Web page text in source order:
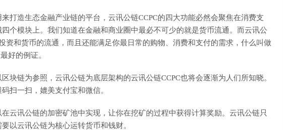
打造生态金融产业链的平台，云讯公链CCPC的四大功能必然会聚焦在消费支
个模块上。我们知道在金融和商业圈中最必不可少的就是货币流通。而云讯公
资和货币的流通，而且还能满足你最日常的购物、消费和支付的需求，什么叫做
好的例证。
块链为参照，云讯公链为底层架构的云讯公链CCPC也将会逐渐为人们所知晓。
扫一扫，媲美支付宝和微信。
云讯公链的加密矿池中实现，让你在挖矿的过程中获得计算奖励。云讯公链只
以云讯公链为核心运转货币和钱财。